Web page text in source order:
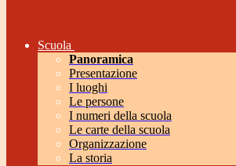
Scuola
Panoramica
Presentazione
I luoghi
Le persone
I numeri della scuola
Le carte della scuola
Organizzazione
La storia